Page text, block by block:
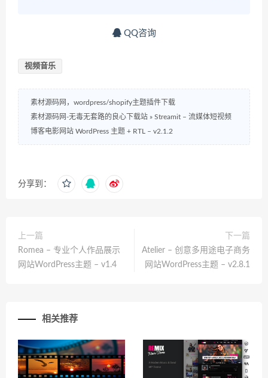
QQ咨询
视频音乐
素材源码网，wordpress/shopify主题插件下载
素材源码网-无毒无套路的良心下载站 » Streamit – 流媒体短视频
博客电影网站 WordPress 主题 + RTL – v2.1.2
分享到：
上一篇
Romea – 专业个人作品展示
网站WordPress主题 – v1.4
下一篇
Atelier – 创意多用途电子商务
网站WordPress主题 – v2.8.1
相关推荐